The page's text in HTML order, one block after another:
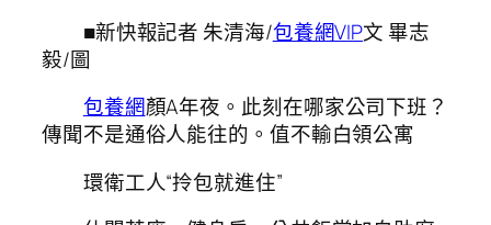
■新快報記者 朱清海/包養網VIP文 畢志
毅/圖
包養網顏A年夜。此刻在哪家公司下班？
傳聞不是通俗人能往的。值不輸白領公寓
環衛工人“拎包就進住”